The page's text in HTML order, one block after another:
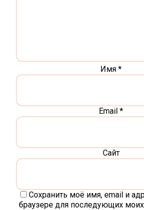
Имя*
Email*
Сайт
Сохранить моё имя, email и
браузере для последующих